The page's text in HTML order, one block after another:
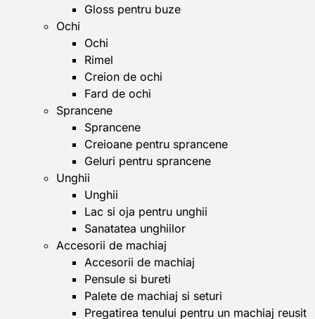
Gloss pentru buze
Ochi
Ochi
Rimel
Creion de ochi
Fard de ochi
Sprancene
Sprancene
Creioane pentru sprancene
Geluri pentru sprancene
Unghii
Unghii
Lac si oja pentru unghii
Sanatatea unghiilor
Accesorii de machiaj
Accesorii de machiaj
Pensule si bureti
Palete de machiaj si seturi
Pregatirea tenului pentru un machiaj reusit